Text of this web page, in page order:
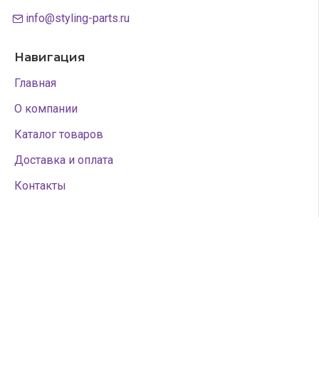
info@styling-parts.ru
Навигация
Главная
О компании
Каталог товаров
Доставка и оплата
Контакты